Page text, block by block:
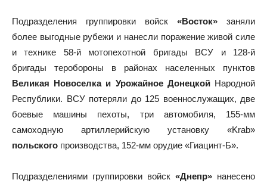
Подразделения группировки войск «Восток» заняли
более выгодные рубежи и нанесли поражение живой силе
и технике 58-й мотопехотной бригады ВСУ и 128-й
бригады теробороны в районах населенных пунктов
Великая Новоселка и Урожайное ДонецкойНародной
Республики. ВСУ потеряли до 125 военнослужащих, две
боевые машины пехоты, три автомобиля, 155-мм
самоходную артиллерийскую установку «Krab»
польского производства, 152-мм орудие «Гиацинт-Б».
Подразделениями группировки войск «Днепр» нанесено